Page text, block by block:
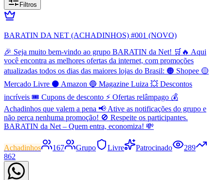
Filtros
BARATIN DA NET (ACHADINHOS) #001 (NOVO)
🎉 Seja muito bem-vindo ao grupo BARATIN da Net! 🛒🔥 Aqui
você encontra as melhores ofertas da internet, com promoções
atualizadas todos os dias das maiores lojas do Brasil: 🟠 Shopee 🟡
Mercado Livre ⚫ Amazon 🔵 Magazine Luiza 💥 Descontos
incríveis 🎟️ Cupons de desconto ⚡ Ofertas relâmpago 💰
Achadinhos que valem a pena 📢 Ative as notificações do grupo e
não perca nenhuma promoção! 🚫 Respeite os participantes.
BARATIN da Net – Quem entra, economiza! 💸
Achadinhos 167 Grupo Livre Patrocinado
289
862